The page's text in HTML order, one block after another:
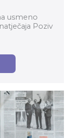
usmeno
Poziv